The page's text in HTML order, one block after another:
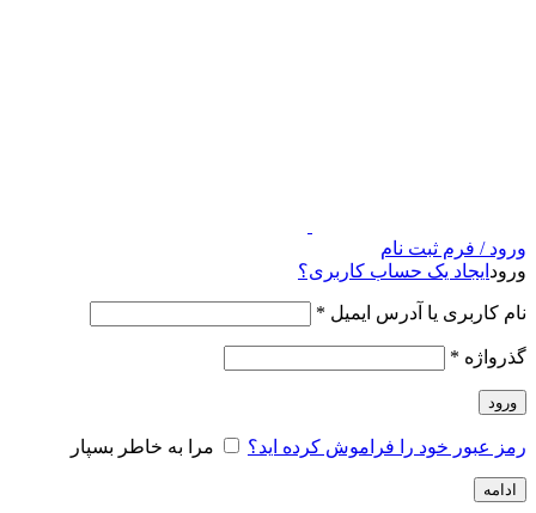
ورود / فرم ثبت نام
ورود ایجاد یک حساب کاربری؟
نام کاربری یا آدرس ایمیل *
گذرواژه *
ورود
رمز عبور خود را فراموش کرده اید؟ مرا به خاطر بسپار
ادامه